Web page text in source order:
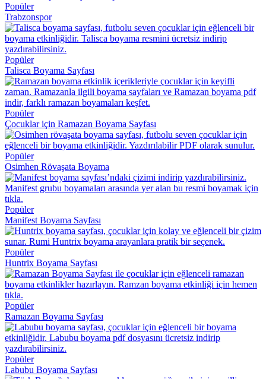
Popüler
Trabzonspor
Popüler
Talisca Boyama Sayfası
Popüler
Çocuklar için Ramazan Boyama Sayfası
Popüler
Osimhen Rövaşata Boyama
Popüler
Manifest Boyama Sayfası
Popüler
Huntrix Boyama Sayfası
Popüler
Ramazan Boyama Sayfası
Popüler
Labubu Boyama Sayfası